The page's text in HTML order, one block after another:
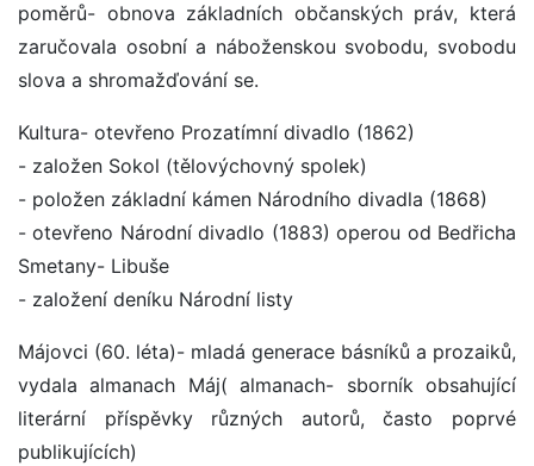
poměrů- obnova základních občanských práv, která
zaručovala osobní a náboženskou svobodu, svobodu
slova a shromažďování se.
Kultura- otevřeno Prozatímní divadlo (1862)
- založen Sokol (tělovýchovný spolek)
- položen základní kámen Národního divadla (1868)
- otevřeno Národní divadlo (1883) operou od Bedřicha
Smetany- Libuše
- založení deníku Národní listy
Májovci (60. léta)- mladá generace básníků a prozaiků,
vydala almanach Máj( almanach- sborník obsahující
literární příspěvky různých autorů, často poprvé
publikujících)